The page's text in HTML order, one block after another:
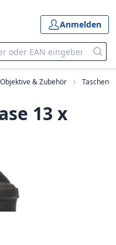
Anmelden
& Zubehör Taschen
13 x